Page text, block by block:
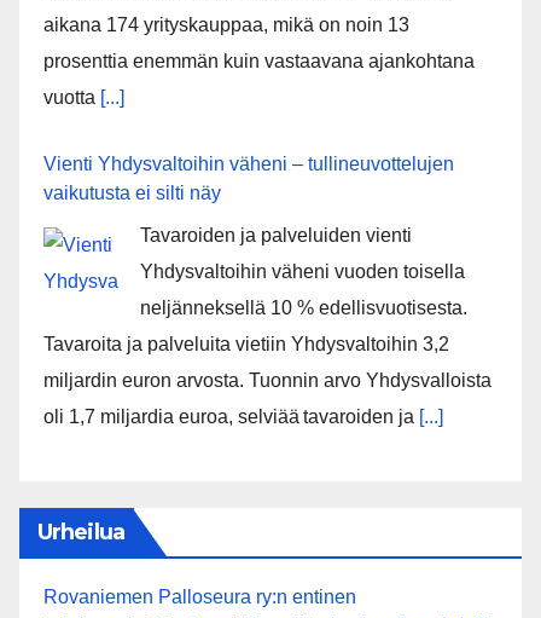
aikana 174 yrityskauppaa, mikä on noin 13
prosenttia enemmän kuin vastaavana ajankohtana
vuotta [...]
Vienti Yhdysvaltoihin väheni – tullineuvottelujen
vaikutusta ei silti näy
Tavaroiden ja palveluiden vienti
Yhdysvaltoihin väheni vuoden toisella
neljänneksellä 10 % edellisvuotisesta.
Tavaroita ja palveluita vietiin Yhdysvaltoihin 3,2
miljardin euron arvosta. Tuonnin arvo Yhdysvalloista
oli 1,7 miljardia euroa, selviää tavaroiden ja [...]
Urheilua
Rovaniemen Palloseura ry:n entinen